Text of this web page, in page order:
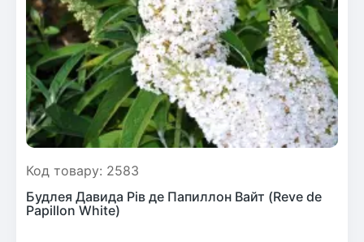
Рослини що в'ються
Гліцинія (Вістерія)
Жимолость декоративна
Плющ
Клематіс
Код товару: 2583
Будлея Давида Рів де Папиллон Вайт (Reve de
Papillon White)